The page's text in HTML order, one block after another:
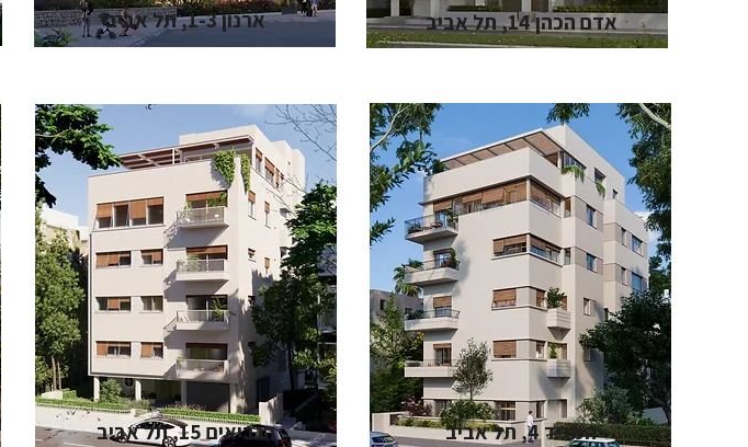
אדם הכהן 14, תל אביב ארנון 1-3, תל אביב
המגיד 4, תל אביב הנביאים 15, תל אביב